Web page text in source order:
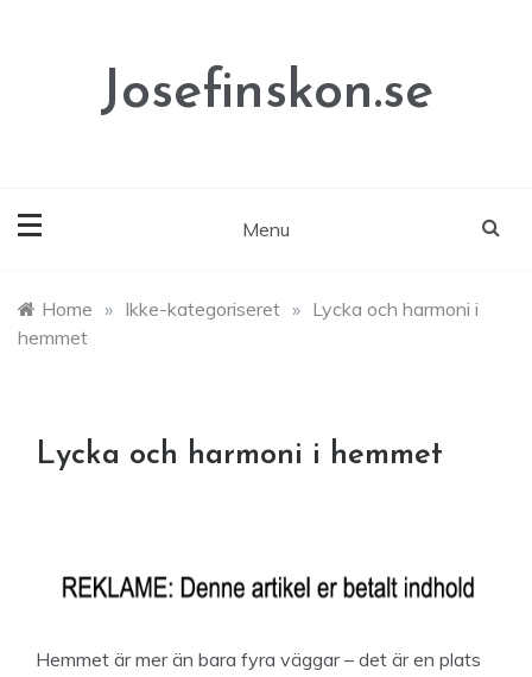
Josefinskon.se
Menu
Home » Ikke-kategoriseret » Lycka och harmoni i
hemmet
Lycka och harmoni i hemmet
Hemmet är mer än bara fyra väggar – det är en plats